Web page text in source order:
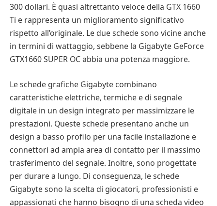
300 dollari. È quasi altrettanto veloce della GTX 1660
Ti e rappresenta un miglioramento significativo
rispetto all’originale. Le due schede sono vicine anche
in termini di wattaggio, sebbene la Gigabyte GeForce
GTX1660 SUPER OC abbia una potenza maggiore.
Le schede grafiche Gigabyte combinano
caratteristiche elettriche, termiche e di segnale
digitale in un design integrato per massimizzare le
prestazioni. Queste schede presentano anche un
design a basso profilo per una facile installazione e
connettori ad ampia area di contatto per il massimo
trasferimento del segnale. Inoltre, sono progettate
per durare a lungo. Di conseguenza, le schede
Gigabyte sono la scelta di giocatori, professionisti e
appassionati che hanno bisogno di una scheda video